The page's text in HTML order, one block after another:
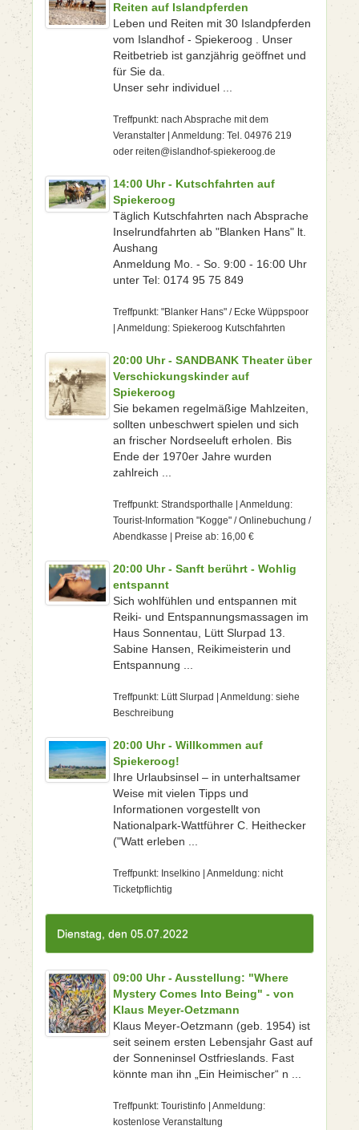
Reiten auf Islandpferden
Leben und Reiten mit 30 Islandpferden
vom Islandhof - Spiekeroog . Unser
Reitbetrieb ist ganzjährig geöffnet und
für Sie da.
Unser sehr individuel ...
Treffpunkt: nach Absprache mit dem
Veranstalter | Anmeldung: Tel. 04976 219
oder reiten@islandhof-spiekeroog.de
14:00 Uhr - Kutschfahrten auf
Spiekeroog
Täglich Kutschfahrten nach Absprache
Inselrundfahrten ab "Blanken Hans" lt.
Aushang
Anmeldung Mo. - So. 9:00 - 16:00 Uhr
unter Tel: 0174 95 75 849
Treffpunkt: "Blanker Hans" / Ecke Wüppspoor
| Anmeldung: Spiekeroog Kutschfahrten
20:00 Uhr - SANDBANK Theater über
Verschickungskinder auf
Spiekeroog
Sie bekamen regelmäßige Mahlzeiten,
sollten unbeschwert spielen und sich
an frischer Nordseeluft erholen. Bis
Ende der 1970er Jahre wurden
zahlreich ...
Treffpunkt: Strandsporthalle | Anmeldung:
Tourist-Information "Kogge" / Onlinebuchung /
Abendkasse | Preise ab: 16,00 €
20:00 Uhr - Sanft berührt - Wohlig
entspannt
Sich wohlfühlen und entspannen mit
Reiki- und Entspannungsmassagen im
Haus Sonnentau, Lütt Slurpad 13.
Sabine Hansen, Reikimeisterin und
Entspannung ...
Treffpunkt: Lütt Slurpad | Anmeldung: siehe
Beschreibung
20:00 Uhr - Willkommen auf
Spiekeroog!
Ihre Urlaubsinsel – in unterhaltsamer
Weise mit vielen Tipps und
Informationen vorgestellt von
Nationalpark-Wattführer C. Heithecker
("Watt erleben ...
Treffpunkt: Inselkino | Anmeldung: nicht
Ticketpflichtig
Dienstag, den 05.07.2022
09:00 Uhr - Ausstellung: "Where
Mystery Comes Into Being" - von
Klaus Meyer-Oetzmann
Klaus Meyer-Oetzmann (geb. 1954) ist
seit seinem ersten Lebensjahr Gast auf
der Sonneninsel Ostfrieslands. Fast
könnte man ihn „Ein Heimischer“ n ...
Treffpunkt: Touristinfo | Anmeldung:
kostenlose Veranstaltung